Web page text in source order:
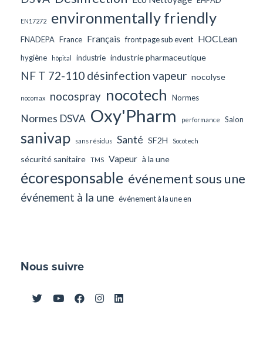
EN17272 environmentally friendly
FNADEPA France Français front page sub event HOCLean
hygiène hôpital industrie industrie pharmaceutique
NF T 72-110 désinfection vapeur nocolyse
nocomax nocospray nocotech Normes
Normes DSVA Oxy'Pharm performance Salon
sanivap sans résidus Santé SF2H Socotech
sécurité sanitaire TMS Vapeur à la une
écoresponsable événement sous une
événement à la une événement à la une en
Nous suivre